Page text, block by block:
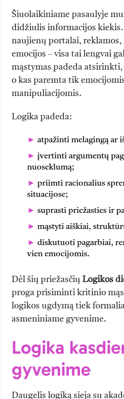
Šiuolaikiniame pasaulyje
didžiulis informacijos
naujienų portalai, reklamos,
emocijos – visa tai lengvai
mąstymas padeda
o kas paremta tik
manipuliacijomis.
Logika padeda:
atpažinti melagingą ar
įvertinti argumentų
nuoseklumą;
priimti racionalius
situacijose;
suprasti priežasties ir
mąstyti aiškiai,
diskutuoti pagarbiai,
vien emocijomis.
Dėl šių priežasčiųLogikos
proga prisiminti kritinio
logikos ugdymą tiek
asmeniniame gyvenime.
Logika
gyvenime
Daugelis logiką sieja su